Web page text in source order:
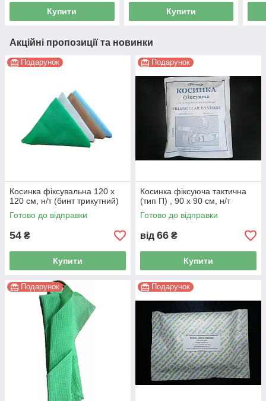
Купити Купити
Акційні пропозиції та новинки
Подарунок
Косинка фіксувальна 120 x
120 см, н/т (бинт трикутний)
Готово до відправки
54 ₴
Купити
Подарунок
Косинка фіксуюча тактична
(тип П) , 90 x 90 см, н/т
Готово до відправки
від 66 ₴
Купити
Подарунок Подарунок